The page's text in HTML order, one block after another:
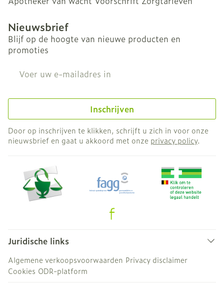
Nieuwsbrief
Blijf op de hoogte van nieuwe producten en
promoties
Inschrijven
Door op inschrijven te klikken, schrijft u zich in voor onze
nieuwsbrief en gaat u akkoord met onze privacy policy.
Juridische links
Algemene verkoopsvoorwaarden Privacy disclaimer
Cookies ODR-platform